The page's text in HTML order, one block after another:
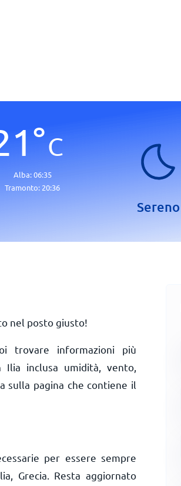
°C
Alba:06:35
Tramonto: 20:36
Sereno
nel posto giusto!
trovare informazioni più
inclusa umidità, vento,
sulla pagina che contiene il
per essere sempre
Grecia. Resta aggiornato